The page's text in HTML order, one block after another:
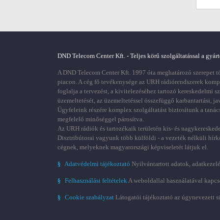
DND Telecom Center Kft. - Teljes körű szolgáltatással a
A DND Telecom Center Kft. 1997 óta meghatározó
piacon. A cég fő tevékenysége az URH rádiórendszerek
foglalja a tervezést, a kivitelezéséhez tartozó kereskedelmi
üzemeltetését, az üzemeltetéssel összefüggő karbantartási,
Ügyfeleink részére komplex szolgáltatást biztosítunk a
megfelelő minőséggel párosítva.
Az URH rádiók és tartozékaik területén kis- és
Disztribútorai vagyunk több külföldi - a vezeték nélküli
cégnek, melyeknek magyarországi képviseletét látjuk el.
§ Adatvédelmi tájékoztató Nyilvántartott adatok,
§ Felhasználási feltételekA weboldallal használatával
§ Cookie szabályzat Látogatói tájékoztató az úgynevezett